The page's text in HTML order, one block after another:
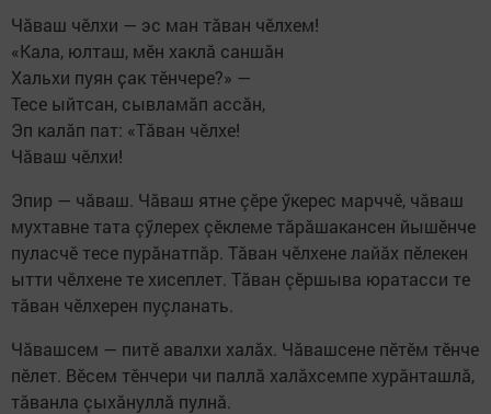
Чăваш чӗлхи — эс ман тăван чӗлхем!
«Кала, юлташ, мӗн хаклă саншăн
Хальхи пуян ҫак тӗнчере?» —
Тесе ыйтсан, сывламăп ассăн,
Эп калăп пат: «Тăван чӗлхе!
Чăваш чӗлхи!
Эпир — чăваш. Чăваш ятне çӗре ӳкерес марччӗ, чăваш
мухтавне тата çӳлерех çӗклеме тăрăшакансен йышӗнче
пуласчӗ тесе пурăнатпăр. Тăван чӗлхене лайăх пӗлекен
ытти чӗлхене те хисеплет. Тăван çӗршыва юратасси те
тăван чӗлхерен пуçланать.
Чăвашсем — питӗ авалхи халăх. Чăвашсене пӗтӗм тӗнче
пӗлет. Вӗсем тӗнчери чи паллă халăхсемпе хурăнташлă,
тăванла çыхăнуллă пулнă.